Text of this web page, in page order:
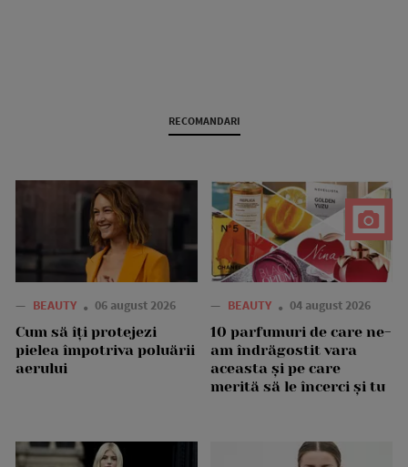
RECOMANDARI
— BEAUTY 06 august 2026
Cum să îți protejezi
pielea împotriva poluării
aerului
— BEAUTY 04 august 2026
10 parfumuri de care ne-
am îndrăgostit vara
aceasta și pe care
merită să le încerci și tu